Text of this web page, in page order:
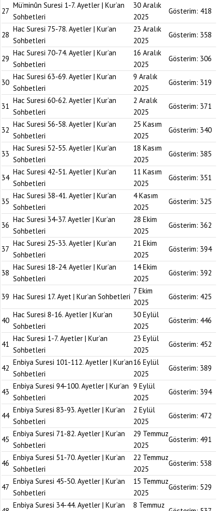
27
Mü’minûn Suresi 1-7. Ayetler | Kur’an
Sohbetleri
30 Aralık
2025
Gösterim: 418
28
Hac Suresi 75-78. Ayetler | Kur’an
Sohbetleri
23 Aralık
2025
Gösterim: 358
29
Hac Suresi 70-74. Ayetler | Kur’an
Sohbetleri
16 Aralık
2025
Gösterim: 306
30
Hac Suresi 63-69. Ayetler | Kur’an
Sohbetleri
9 Aralık
2025
Gösterim: 319
31
Hac Suresi 60-62. Ayetler | Kur’an
Sohbetleri
2 Aralık
2025
Gösterim: 371
32
Hac Suresi 56-58. Ayetler | Kur’an
Sohbetleri
25 Kasım
2025
Gösterim: 340
33
Hac Suresi 52-55. Ayetler | Kur’an
Sohbetleri
18 Kasım
2025
Gösterim: 385
34
Hac Suresi 42-51. Ayetler | Kur’an
Sohbetleri
11 Kasım
2025
Gösterim: 351
35
Hac Suresi 38-41. Ayetler | Kur’an
Sohbetleri
4 Kasım
2025
Gösterim: 325
36
Hac Suresi 34-37. Ayetler | Kur’an
Sohbetleri
28 Ekim
2025
Gösterim: 362
37
Hac Suresi 25-33. Ayetler | Kur’an
Sohbetleri
21 Ekim
2025
Gösterim: 394
38
Hac Suresi 18-24. Ayetler | Kur’an
Sohbetleri
14 Ekim
2025
Gösterim: 392
39 Hac Suresi 17. Ayet | Kur’an Sohbetleri
7 Ekim
2025
Gösterim: 425
40
Hac Suresi 8-16. Ayetler | Kur’an
Sohbetleri
30 Eylül
2025
Gösterim: 446
41
Hac Suresi 1-7. Ayetler | Kur’an
Sohbetleri
23 Eylül
2025
Gösterim: 452
42
Enbiya Suresi 101-112. Ayetler | Kur’an
Sohbetleri
16 Eylül
2025
Gösterim: 389
43
Enbiya Suresi 94-100. Ayetler | Kur’an
Sohbetleri
9 Eylül
2025
Gösterim: 394
44
Enbiya Suresi 83-93. Ayetler | Kur’an
Sohbetleri
2 Eylül
2025
Gösterim: 472
45
Enbiya Suresi 71-82. Ayetler | Kur’an
Sohbetleri
29 Temmuz
2025
Gösterim: 491
46
Enbiya Suresi 51-70. Ayetler | Kur’an
Sohbetleri
22 Temmuz
2025
Gösterim: 538
47
Enbiya Suresi 45-50. Ayetler | Kur’an
Sohbetleri
15 Temmuz
2025
Gösterim: 529
Enbiya Suresi 34-44. Ayetler | Kur’an 8 Temmuz